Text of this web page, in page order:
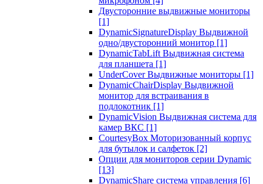
Двусторонние выдвижные мониторы
[1]
DynamicSignatureDisplay Выдвижной
одно/двусторонний монитор [1]
DynamicTabLift Выдвижная система
для планшета [1]
UnderCover Выдвижные мониторы [1]
DynamicChairDisplay Выдвижной
монитор для встраивания в
подлокотник [1]
DynamicVision Выдвижная система для
камер ВКС [1]
CourtesyBox Моторизованный корпус
для бутылок и салфеток [2]
Опции для мониторов серии Dynamic
[13]
DynamicShare система управления [6]